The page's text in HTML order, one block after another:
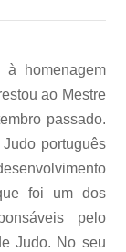
à homenagem
ao Mestre
passado.
português
foi um dos
pelo
Judo. No seu